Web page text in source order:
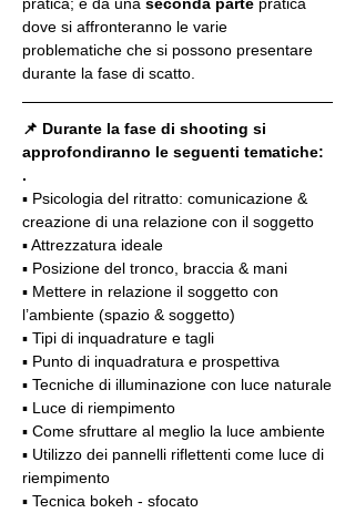
dove si affronteranno le varie
problematiche che si possono presentare
durante la fase di scatto.
📌 Durante la fase di shooting si
approfondiranno le seguenti tematiche:
.
▪️ Psicologia del ritratto: comunicazione &
creazione di una relazione con il soggetto
▪️ Attrezzatura ideale
▪️ Posizione del tronco, braccia & mani
▪️ Mettere in relazione il soggetto con
l’ambiente (spazio & soggetto)
▪️ Tipi di inquadrature e tagli
▪️ Punto di inquadratura e prospettiva
▪️ Tecniche di illuminazione con luce naturale
▪️ Luce di riempimento
▪️ Come sfruttare al meglio la luce ambiente
▪️ Utilizzo dei pannelli riflettenti come luce di
riempimento
▪️ Tecnica bokeh - sfocato